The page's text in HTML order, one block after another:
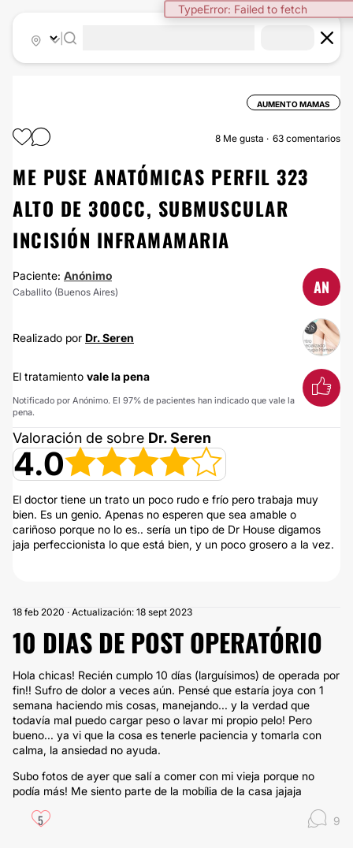
AUMENTO MAMAS
8 Me gusta 63 comentarios
ME PUSE ANATÓMICAS PERFIL 323
ALTO DE 300CC, SUBMUSCULAR
INCISIÓN INFRAMAMARIA
Paciente: Anónimo
Caballito (Buenos Aires) AN
Realizado por Dr. Seren
El tratamiento vale la pena
Notificado por Anónimo. El 97% de pacientes han indicado que vale la
pena.
Valoración de sobre Dr. Seren
4.0
El doctor tiene un trato un poco rudo e frío pero trabaja muy
bien. Es un genio. Apenas no esperen que sea amable o
cariñoso porque no lo es.. sería un tipo de Dr House digamos
jaja perfeccionista lo que está bien, y un poco grosero a la vez.
18 feb 2020 · Actualización: 18 sept 2023
10 DIAS DE POST OPERATÓRIO
Hola chicas! Recién cumplo 10 días (larguísimos) de operada por
fin!! Sufro de dolor a veces aún. Pensé que estaría joya con 1
semana haciendo mis cosas, manejando... y la verdad que
todavía mal puedo cargar peso o lavar mi propio pelo! Pero
bueno... ya vi que la cosa es tenerle paciencia y tomarla con
calma, la ansiedad no ayuda.
Subo fotos de ayer que salí a comer con mi vieja porque no
podía más! Me siento parte de la mobília de la casa jajaja
5 9